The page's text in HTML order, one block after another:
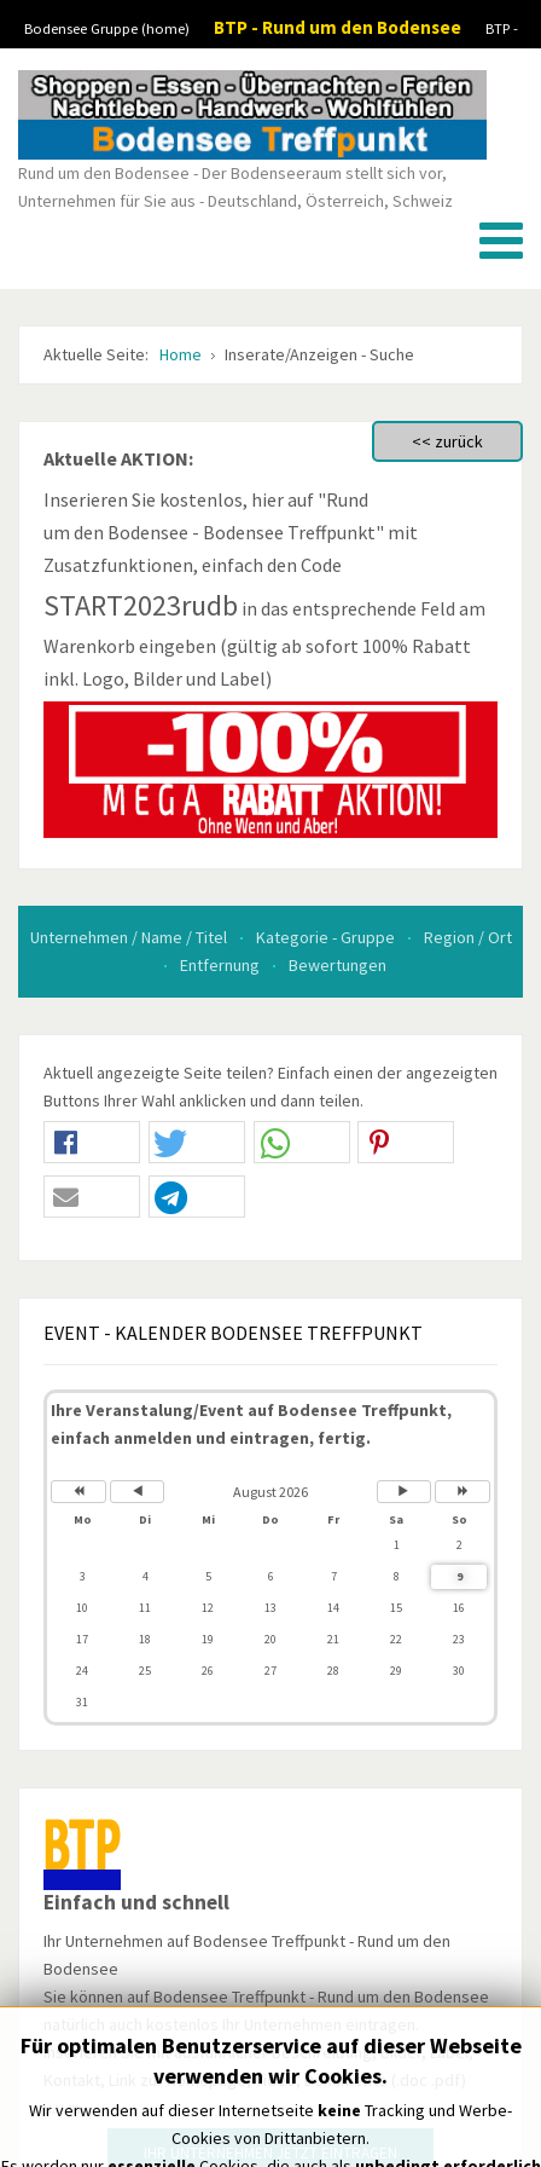
Bodensee Gruppe (home) BTP - Rund um den Bodensee
BTP -
Kleinanzeigen
Rund um den Bodensee - Der Bodenseeraum stellt sich vor,
Unternehmen für Sie aus - Deutschland, Österreich, Schweiz
Aktuelle Seite: Home Inserate/Anzeigen - Suche
Aktuelle AKTION:
Inserieren Sie kostenlos, hier auf "Rund
um den Bodensee - Bodensee Treffpunkt" mit
Zusatzfunktionen, einfach den Code
START2023rudb in das entsprechende Feld am
Warenkorb eingeben (gültig ab sofort 100% Rabatt
inkl. Logo, Bilder und Label)
Unternehmen / Name / Titel Kategorie - Gruppe
Region / Ort
Entfernung
Bewertungen
Aktuell angezeigte Seite teilen? Einfach einen der angezeigten
Buttons Ihrer Wahl anklicken und dann teilen.
EVENT - KALENDER BODENSEE TREFFPUNKT
Ihre Veranstalung/Event auf Bodensee Treffpunkt,
einfach anmelden und eintragen, fertig.
August 2026
Mo Di Mi Do Fr Sa
So
1
2
3
4 5 6 7 8
9
10
11 12 13 14 15
16
17
18 19 20 21 22
23
24
25 26 27 28 29
30
31
Einfach und schnell
Ihr Unternehmen auf Bodensee Treffpunkt - Rund um den
Bodensee
Sie können auf Bodensee Treffpunkt - Rund um den Bodensee
Inserieren Sie mit ausführlicher Beschreibung, Bilder, Label,
Kontakt, Link zur Homepage, Video, Dokumente (.doc .pdf)
u.v.m.
IHR UNTERNEHMEN JETZT EINTRAGEN
Für optimalen Benutzerservice auf dieser Webseite
verwenden wir Cookies.
Wir verwenden auf dieser Internetseite keine Tracking und Werbe-
Cookies von Drittanbietern.